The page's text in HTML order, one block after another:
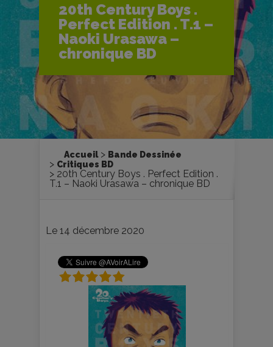
20th Century Boys .
Perfect Edition . T.1 –
Naoki Urasawa –
chronique BD
Accueil
Bande Dessinée
Critiques BD
20th Century Boys . Perfect Edition .
T.1 – Naoki Urasawa – chronique BD
Le 14 décembre 2020